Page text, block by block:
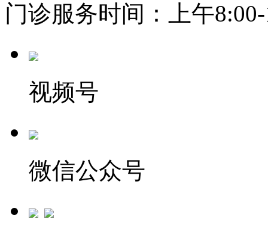
门诊服务时间：上午
视频号
微信公众号